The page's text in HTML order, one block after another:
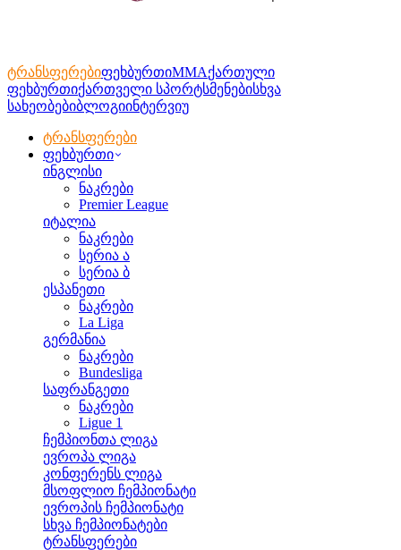
ტრანსფერებიფეხბურთიMMAქართული
ფეხბურთიქართველი სპორტსმენებისხვა
სახეობებიბლოგიინტერვიუ
ტრანსფერები
ფეხბურთი
ინგლისი
ნაკრები
Premier League
იტალია
ნაკრები
სერია ა
სერია ბ
ესპანეთი
ნაკრები
La Liga
გერმანია
ნაკრები
Bundesliga
საფრანგეთი
ნაკრები
Ligue 1
ჩემპიონთა ლიგა
ევროპა ლიგა
კონფერენს ლიგა
მსოფლიო ჩემპიონატი
ევროპის ჩემპიონატი
სხვა ჩემპიონატები
ტრანსფერები